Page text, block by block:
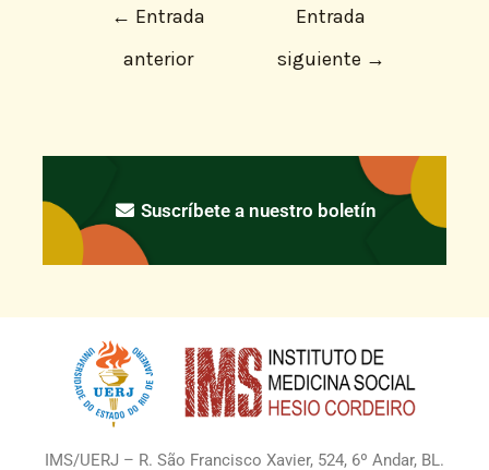
← Entrada
anterior
Entrada
siguiente →
Suscríbete a nuestro boletín
IMS/UERJ – R. São Francisco Xavier, 524, 6º Andar, BL.